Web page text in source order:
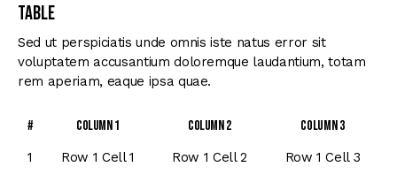
Table
Sed ut perspiciatis unde omnis iste natus error sit
voluptatem accusantium doloremque laudantium, totam
rem aperiam, eaque ipsa quae.
# Column 1 Column 2 Column 3
1 Row 1 Cell 1 Row 1 Cell 2
Row 1 Cell 3